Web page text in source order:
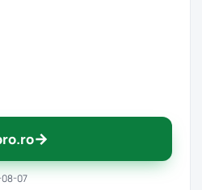
→
07